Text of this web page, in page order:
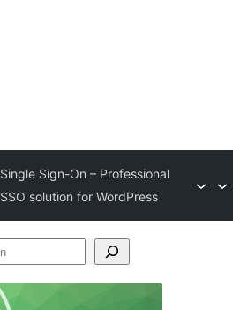
Single Sign-On – Professional
SSO solution for WordPress